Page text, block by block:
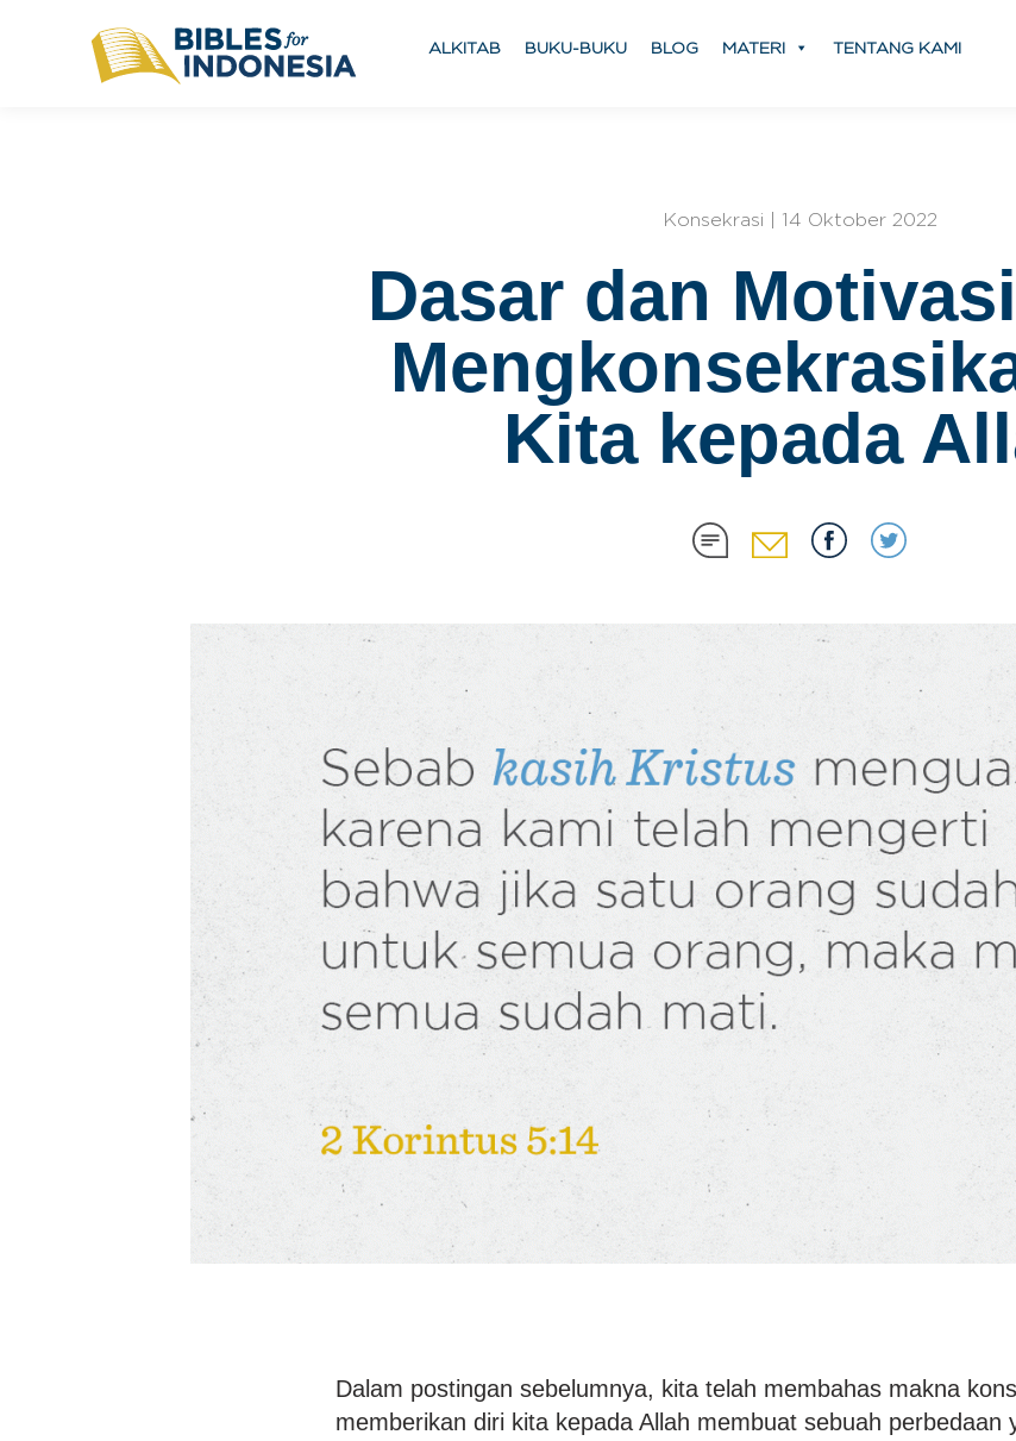
ALKITAB BUKU-BUKU BLOG MATERI TENTANG KAMI
Konsekrasi | 14 Oktober 2022
Dasar dan
Kita kepada
Dalam postingan sebelumnya, kita telah membahas makna
memberikan diri kita kepada Allah membuat sebuah perbedaan